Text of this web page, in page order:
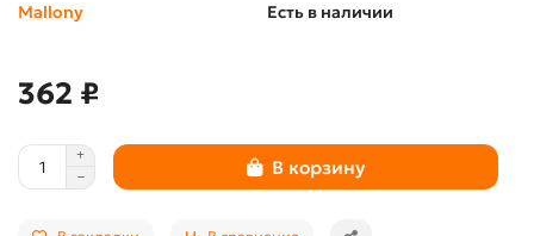
Mallony Есть в наличии
362 ₽
В корзину